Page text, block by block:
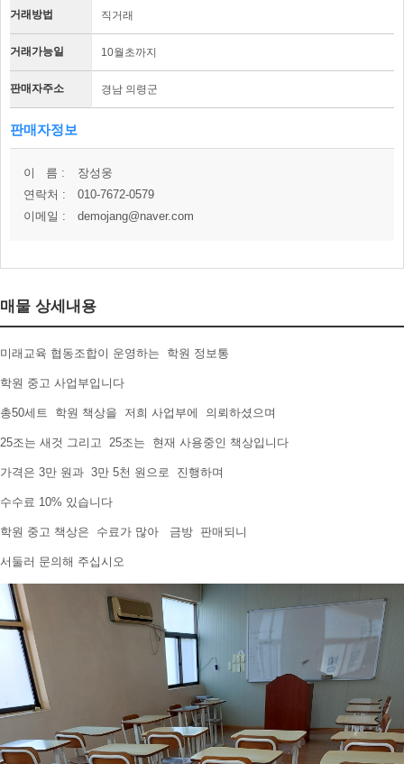
거래방법 직거래
거래가능일 10월초까지
판매자주소 경남 의령군
판매자정보
이 름 :
장성웅
연락처 :
010-7672-0579
이메일 :
demojang@naver.com
매물 상세내용
미래교육 협동조합이 운영하는 학원 정보통
학원 중고 사업부입니다
총50세트 학원 책상을 저희 사업부에 의뢰하셨으며
25조는 새것 그리고 25조는 현재 사용중인 책상입니다
가격은 3만 원과 3만 5천 원으로 진행하며
수수료 10% 있습니다
학원 중고 책상은 수료가 많아 금방 판매되니
서둘러 문의해 주십시오